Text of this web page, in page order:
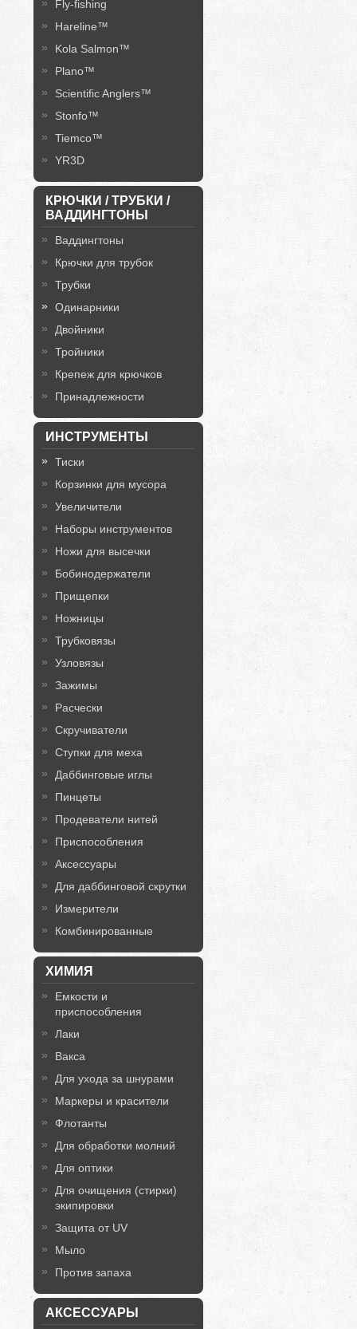
Fly-fishing
Hareline™
Kola Salmon™
Plano™
Scientific Anglers™
Stonfo™
Tiemco™
YR3D
КРЮЧКИ / ТРУБКИ /
ВАДДИНГТОНЫ
Ваддингтоны
Крючки для трубок
Трубки
Одинарники
Двойники
Тройники
Крепеж для крючков
Принадлежности
ИНСТРУМЕНТЫ
Тиски
Корзинки для мусора
Увеличители
Наборы инструментов
Ножи для высечки
Бобинодержатели
Прищепки
Ножницы
Трубковязы
Узловязы
Зажимы
Расчески
Скручиватели
Ступки для меха
Даббинговые иглы
Пинцеты
Продеватели нитей
Приспособления
Аксессуары
Для даббинговой скрутки
Измерители
Комбинированные
ХИМИЯ
Емкости и
приспособления
Лаки
Вакса
Для ухода за шнурами
Маркеры и красители
Флотанты
Для обработки молний
Для оптики
Для очищения (стирки)
экипировки
Защита от UV
Мыло
Против запаха
АКСЕССУАРЫ